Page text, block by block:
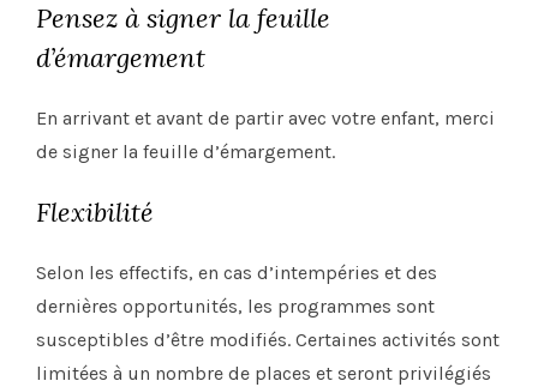
Pensez à signer la feuille
d’émargement
En arrivant et avant de partir avec votre enfant, merci
de signer la feuille d’émargement.
Flexibilité
Selon les effectifs, en cas d’intempéries et des
dernières opportunités, les programmes sont
susceptibles d’être modifiés. Certaines activités sont
limitées à un nombre de places et seront privilégiés